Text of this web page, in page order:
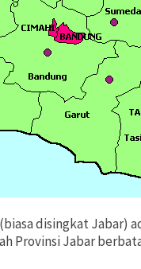
(biasa disingkat Jabar)
Provinsi Jabar